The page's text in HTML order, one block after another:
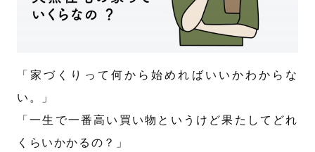
「家づくりって何から始めればいいかわからな
い。」
「一生で一番高い買い物というけど果たしてどれ
くらいかかるの？」